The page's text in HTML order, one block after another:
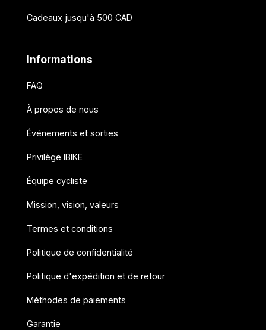
Cadeaux jusqu'à 500 CAD
Informations
FAQ
À propos de nous
Événements et sorties
Privilège IBIKE
Équipe cycliste
Mission, vision, valeurs
Termes et conditions
Politique de confidentialité
Politique d'expédition et de retour
Méthodes de paiements
Garantie